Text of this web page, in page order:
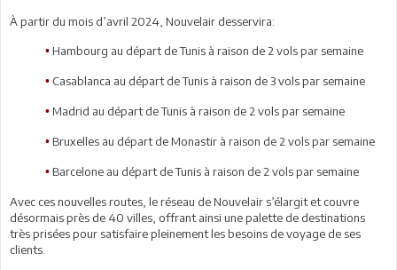
À partir du mois d’avril 2024, Nouvelair desservira:
• Hambourg au départ de Tunis à raison de 2 vols par semaine
• Casablanca au départ de Tunis à raison de 3 vols par semaine
• Madrid au départ de Tunis à raison de 2 vols par semaine
• Bruxelles au départ de Monastir à raison de 2 vols par semaine
• Barcelone au départ de Tunis à raison de 2 vols par semaine
Avec ces nouvelles routes, le réseau de Nouvelair s’élargit et couvre
désormais près de 40 villes, offrant ainsi une palette de destinations
très prisées pour satisfaire pleinement les besoins de voyage de ses
clients.